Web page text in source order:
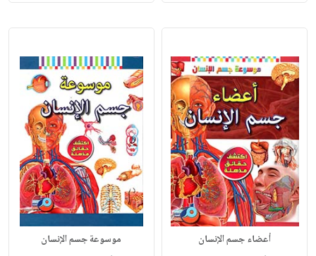
أعضاء جسم الإنسان موسوعة جسم الإنسان